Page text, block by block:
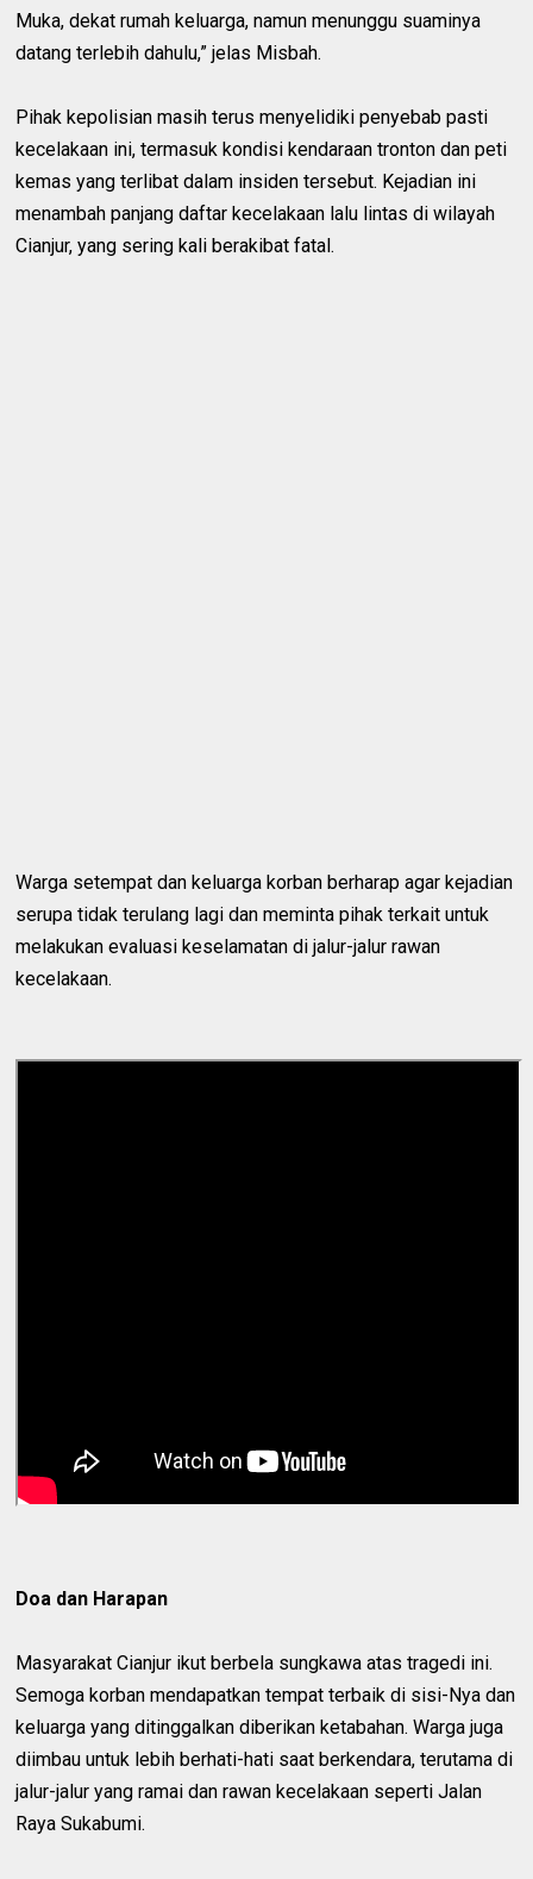
Muka, dekat rumah keluarga, namun menunggu suaminya
datang terlebih dahulu,” jelas Misbah.
Pihak kepolisian masih terus menyelidiki penyebab pasti
kecelakaan ini, termasuk kondisi kendaraan tronton dan peti
kemas yang terlibat dalam insiden tersebut. Kejadian ini
menambah panjang daftar kecelakaan lalu lintas di wilayah
Cianjur, yang sering kali berakibat fatal.
Warga setempat dan keluarga korban berharap agar kejadian
serupa tidak terulang lagi dan meminta pihak terkait untuk
melakukan evaluasi keselamatan di jalur-jalur rawan
kecelakaan.
Doa dan Harapan
Masyarakat Cianjur ikut berbela sungkawa atas tragedi ini.
Semoga korban mendapatkan tempat terbaik di sisi-Nya dan
keluarga yang ditinggalkan diberikan ketabahan. Warga juga
diimbau untuk lebih berhati-hati saat berkendara, terutama di
jalur-jalur yang ramai dan rawan kecelakaan seperti Jalan
Raya Sukabumi.